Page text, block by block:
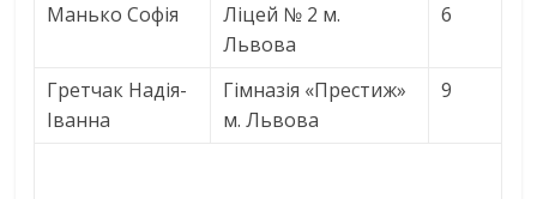
Манько Софія
Ліцей № 2 м.
Львова
6
Гретчак Надія-
Іванна
Гімназія «Престиж»
м. Львова
9